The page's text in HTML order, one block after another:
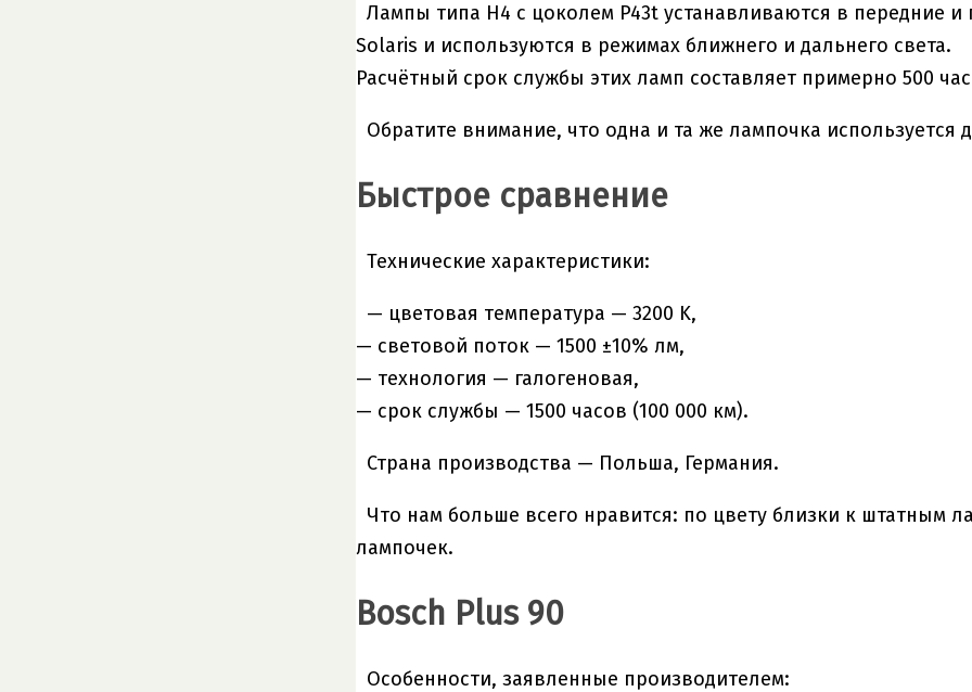
Лампы типа H4 с цоколем P43t устанавливаются в передние
Solaris и используются в режимах ближнего и дальнего света.
Расчётный срок службы этих ламп составляет примерно 500
Обратите внимание, что одна и та же лампочка используется
Быстрое сравнение
Технические характеристики:
— цветовая температура — 3200 K,
— световой поток — 1500 ±10% лм,
— технология — галогеновая,
— срок службы — 1500 часов (100 000 км).
Страна производства — Польша, Германия.
Что нам больше всего нравится: по цвету близки к штатным
лампочек.
Bosch Plus 90
Особенности, заявленные производителем: